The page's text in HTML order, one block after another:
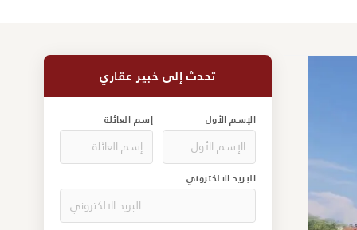
تحدث إلى خبير عقاري
الإسم الأول إسم العائلة
البريد الالكتروني